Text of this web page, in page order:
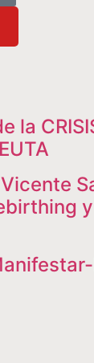
la